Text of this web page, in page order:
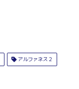
アルファネス２